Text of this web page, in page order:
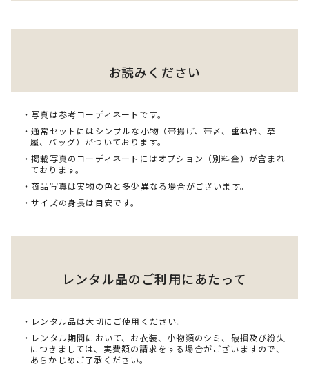
お読みください
・写真は参考コーディネートです。
・通常セットにはシンプルな小物（帯揚げ、帯〆、重ね衿、草
履、バッグ）がついております。
・掲載写真のコーディネートにはオプション（別料金）が含まれ
ております。
・商品写真は実物の色と多少異なる場合がございます。
・サイズの身長は目安です。
レンタル品のご利用にあたって
・レンタル品は大切にご使用ください。
・レンタル期間において、お衣装、小物類のシミ、破損及び紛失
につきましては、実費額の請求をする場合がございますので、
あらかじめご了承ください。